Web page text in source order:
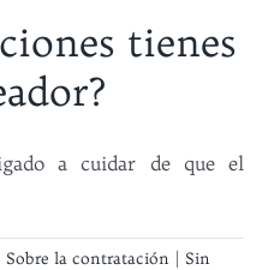
tienes
a cuidar de que el
Sobre la contratación
Sin